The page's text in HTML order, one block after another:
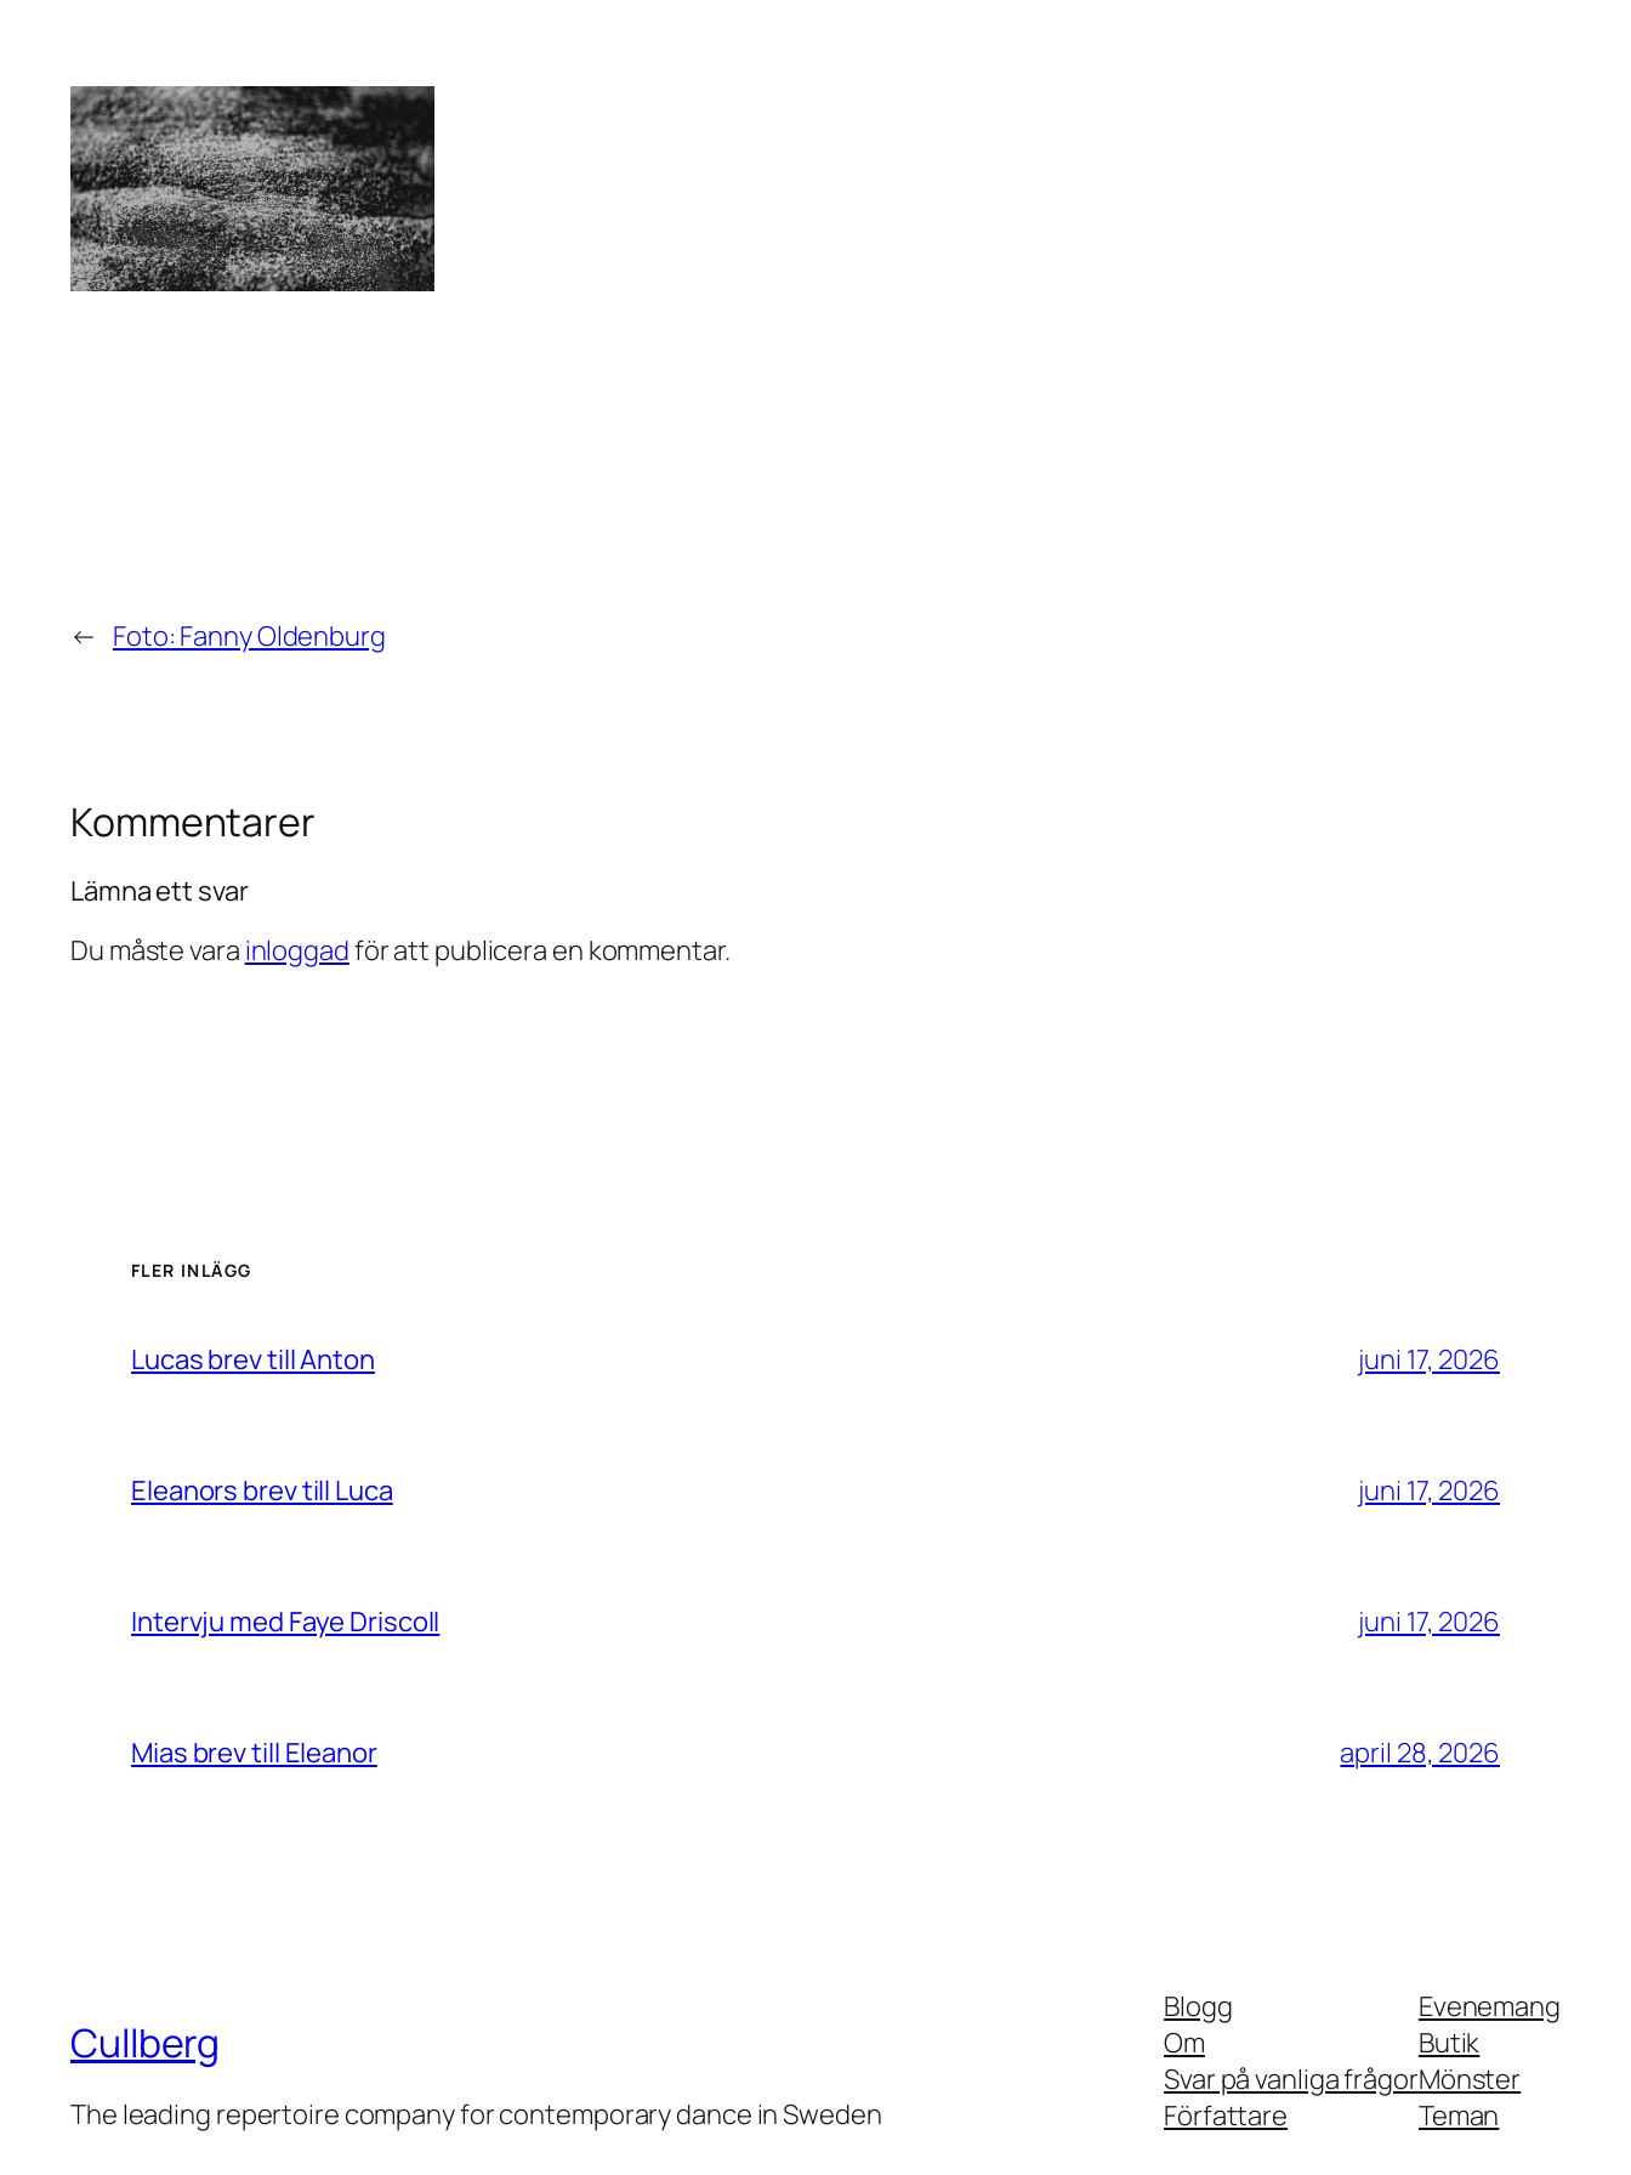
← Foto: Fanny Oldenburg
Kommentarer
Lämna ett svar
Du måste vara inloggadför att publicera en kommentar.
FLER INLÄGG
Lucas brev till Anton juni 17, 2026
Eleanors brev till Luca juni 17, 2026
Intervju med Faye Driscoll juni 17, 2026
Mias brev till Eleanor april 28, 2026
Cullberg
The leading repertoire company for contemporary dance in Sweden
Blogg
Om
Svar på vanliga frågor
Författare
Evenemang
Butik
Mönster
Teman